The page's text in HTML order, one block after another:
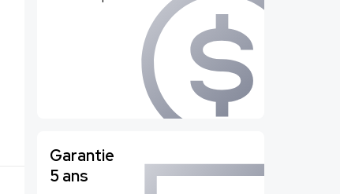
Garantie
5 ans